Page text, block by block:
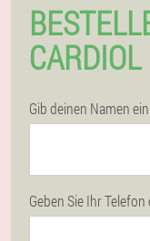
CARDIOL
Gib deinen Namen ein
Geben Sie Ihr Telefon